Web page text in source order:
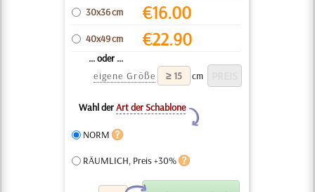
30x36 cm €16.00
40x49 cm €22.90
... oder ...
eigene Größe
cm
Wahl derArt der Schablone
Y
NORM
RÄUMLICH, Preis +30%